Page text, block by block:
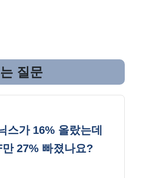
질문
스가 16% 올랐는데
27% 빠졌나요?